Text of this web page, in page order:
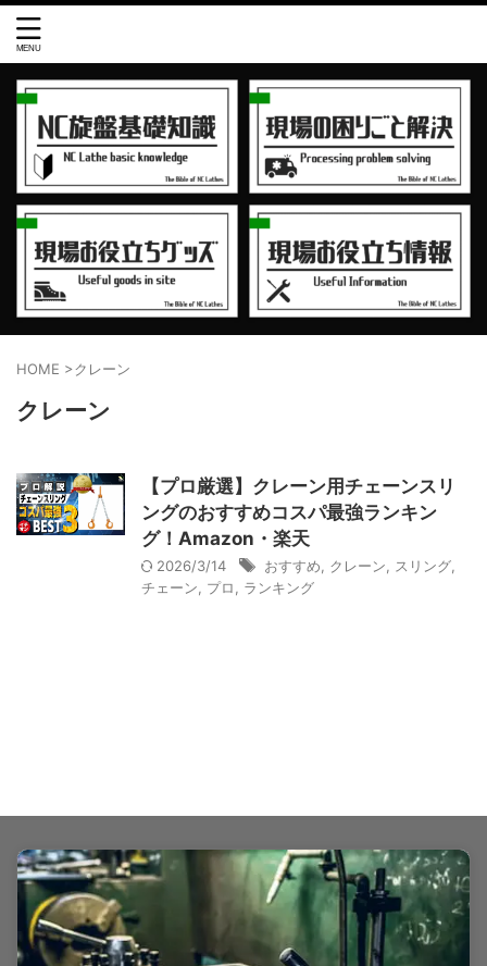
HOME >クレーン
クレーン
【プロ厳選】クレーン用チェーンスリ
ングのおすすめコスパ最強ランキン
グ！Amazon・楽天
2026/3/14 おすすめ, クレーン, スリング,
チェーン, プロ, ランキング